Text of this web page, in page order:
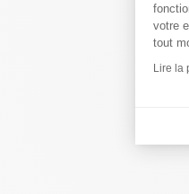
votre
tout
Lire la